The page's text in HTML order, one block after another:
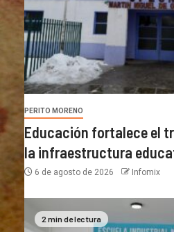
PERITO MORENO
Educación fortalece el
la infraestructura
6 de agosto de 2026 Infomix
2 min de lectura